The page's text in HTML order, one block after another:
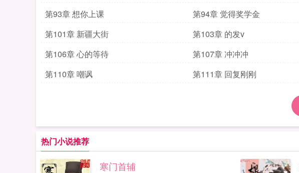
第93章 想你上课
第94章 觉得奖学金
第101章 新疆大街
第103章 的发v
第106章 心的等待
第107章 冲冲冲
第110章 嘲讽
第111章 回复刚刚
热门小说推荐
寒门首辅